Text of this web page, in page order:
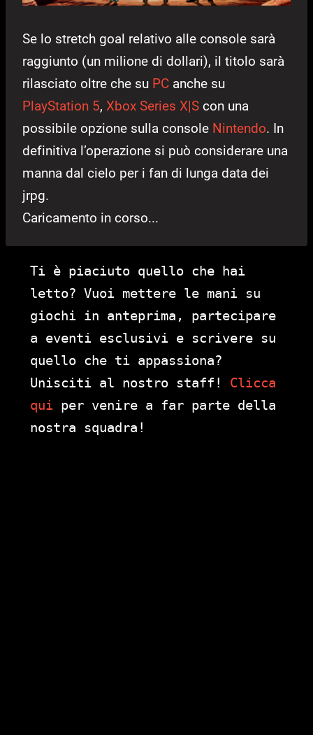
Se lo stretch goal relativo alle console sarà
raggiunto (un milione di dollari), il titolo sarà
rilasciato oltre che su PC anche su
PlayStation 5, Xbox Series X|S con una
possibile opzione sulla console Nintendo. In
definitiva l’operazione si può considerare una
manna dal cielo per i fan di lunga data dei
jrpg.
Caricamento in corso...
Ti è piaciuto quello che hai
letto? Vuoi mettere le mani su
giochi in anteprima, partecipare
a eventi esclusivi e scrivere su
quello che ti appassiona?
Unisciti al nostro staff! Clicca
qui per venire a far parte della
nostra squadra!